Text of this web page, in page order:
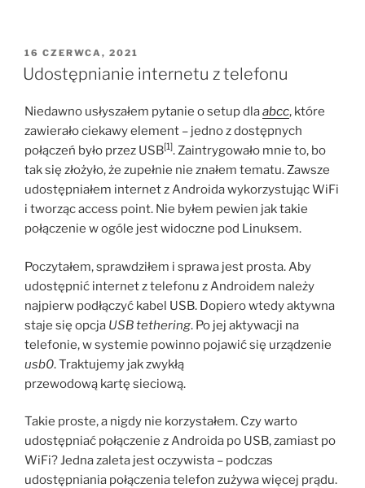
OPUBLIKOWANE
W
16 CZERWCA, 2021
Udostępnianie internetu z telefonu
Niedawno usłyszałem pytanie o setup dlaabcc, które
zawierało ciekawy element – jedno z dostępnych
połączeń było przez USB[1]. Zaintrygowało mnie to, bo
tak się złożyło, że zupełnie nie znałem tematu. Zawsze
udostępniałem internet z Androida wykorzystując WiFi
i tworząc access point. Nie byłem pewien jak takie
połączenie w ogóle jest widoczne pod Linuksem.
Poczytałem, sprawdziłem i sprawa jest prosta. Aby
udostępnić internet z telefonu z Androidem należy
najpierw podłączyć kabel USB. Dopiero wtedy aktywna
staje się opcja USB tethering. Po jej aktywacji na
telefonie, w systemie powinno pojawić się urządzenie
usb0. Traktujemy jak zwykłą
przewodową kartę sieciową.
Takie proste, a nigdy nie korzystałem. Czy warto
udostępniać połączenie z Androida po USB, zamiast po
WiFi? Jedna zaleta jest oczywista – podczas
udostępniania połączenia telefon zużywa więcej prądu.